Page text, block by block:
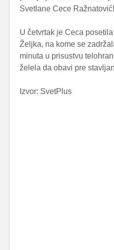
Svetlane Cece
U četvrtak je Ceca
Željka, na kome se
minuta u prisustvu
želela da obavi pre
Izvor: SvetPlus